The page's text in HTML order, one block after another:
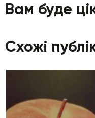
Вам буде
Схожі